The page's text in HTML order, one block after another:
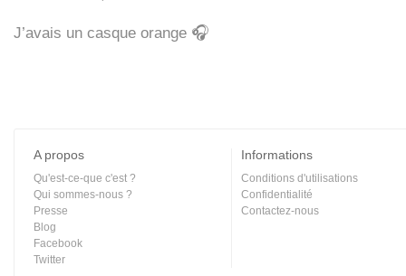
J’avais un casque orange 🎧
A propos
Qu'est-ce-que c'est ?
Qui sommes-nous ?
Presse
Blog
Facebook
Twitter
Informations
Conditions d'utilisations
Confidentialité
Contactez-nous